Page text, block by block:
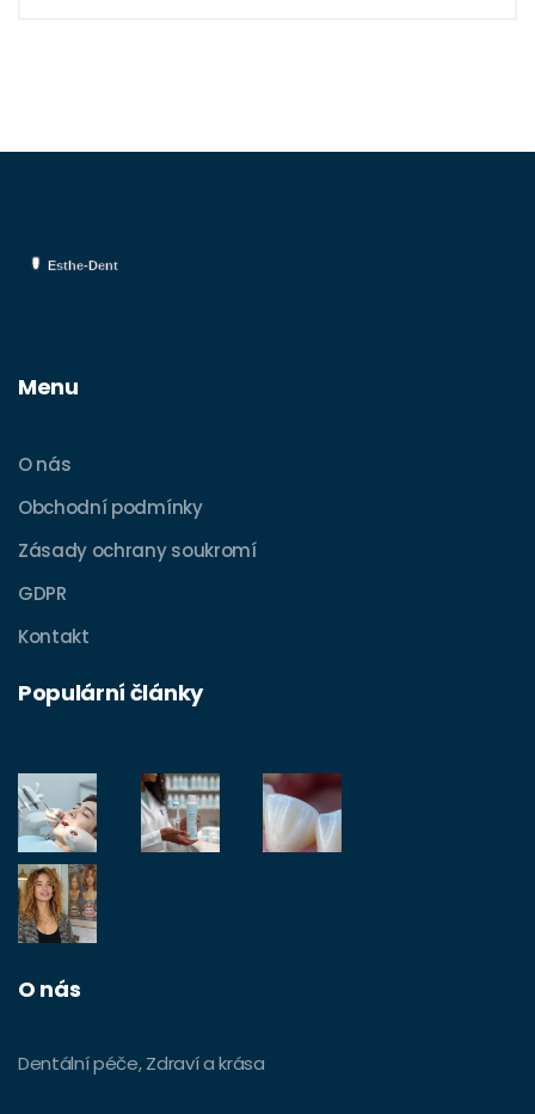
Menu
O nás
Obchodní podmínky
Zásady ochrany soukromí
GDPR
Kontakt
Populární články
O nás
Dentální péče, Zdraví a krása